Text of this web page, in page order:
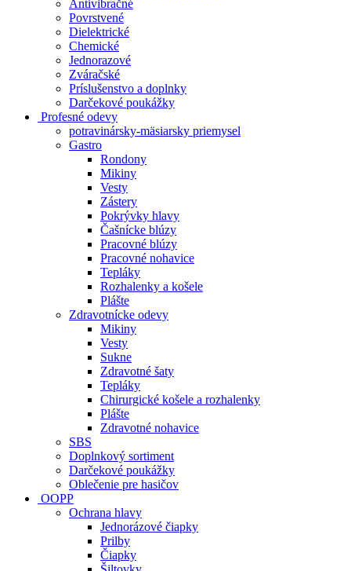
Antivibračné
Povrstvené
Dielektrické
Chemické
Jednorazové
Zváračské
Príslušenstvo a doplnky
Darčekové poukážky
Profesné odevy
potravinársky-mäsiarsky priemysel
Gastro
Rondony
Mikiny
Vesty
Zástery
Pokrývky hlavy
Čašnícke blúzy
Pracovné blúzy
Pracovné nohavice
Tepláky
Rozhalenky a košele
Plášte
Zdravotnícke odevy
Mikiny
Vesty
Sukne
Zdravotné šaty
Tepláky
Chirurgické košele a rozhalenky
Plášte
Zdravotné nohavice
SBS
Doplnkový sortiment
Darčekové poukážky
Oblečenie pre hasičov
OOPP
Ochrana hlavy
Jednorázové čiapky
Prilby
Čiapky